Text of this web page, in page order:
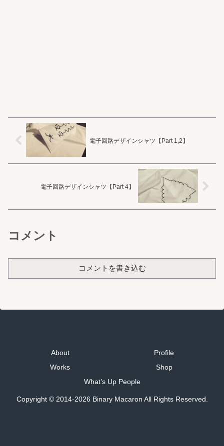
電子回路デザインシャツ【Part 1,2】
電子回路デザインシャツ【Part 4】
コメント
コメントを書き込む
About
Profile
Works
Shop
What’s Up People
Copyright © 2014-2026 Binary Macaron All Rights Reserved.